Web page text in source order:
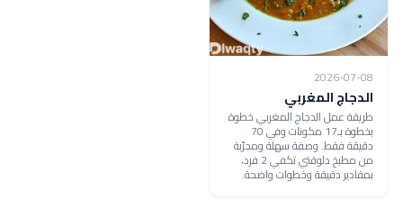
2026-07-08
الدجاج المغربي
طريقة عمل الدجاج المغربي خطوة
بخطوة بـ17 مكونات وفي 70
دقيقة فقط. وصفة سهلة ومجرّبة
من مطبخ دلوقتي تكفي 2 فرد،
بمقادير دقيقة وخطوات واضحة.